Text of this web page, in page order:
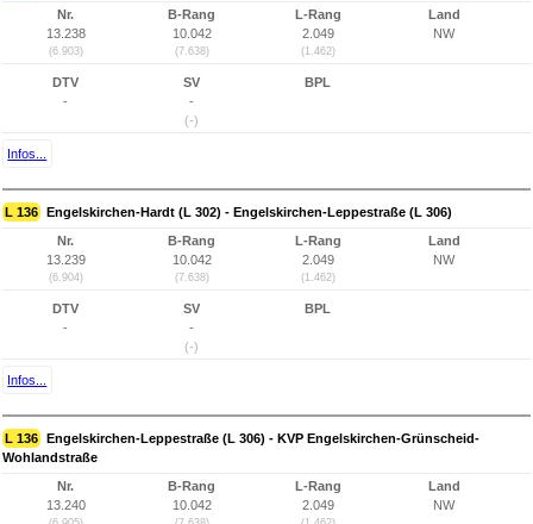
Nr.
13.238
(6.903)
B-Rang
10.042
(7.638)
L-Rang
2.049
(1.462)
Land
NW
DTV
-
SV
-
(-)
BPL
Infos...
L 136 Engelskirchen-Hardt (L 302) - Engelskirchen-Leppestraße (L 306)
Nr.
13.239
(6.904)
B-Rang
10.042
(7.638)
L-Rang
2.049
(1.462)
Land
NW
DTV
-
SV
-
(-)
BPL
Infos...
L 136 Engelskirchen-Leppestraße (L 306) - KVP Engelskirchen-Grünscheid-
Wohlandstraße
Nr.
13.240
B-Rang
10.042
L-Rang
2.049
Land
NW